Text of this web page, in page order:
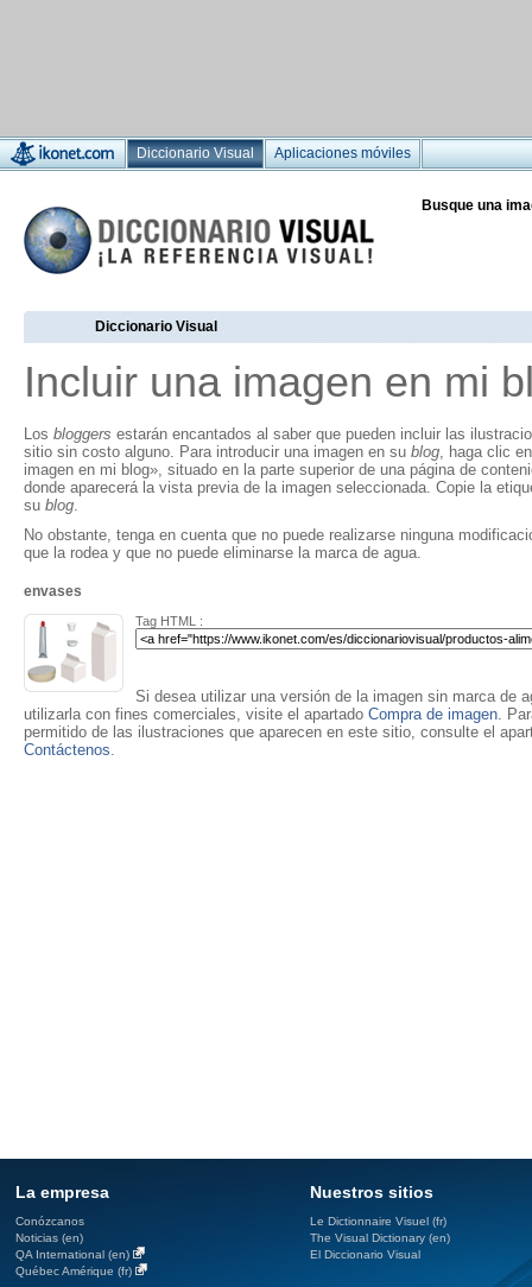
Diccionario Visual Aplicaciones móviles
Busque una
Diccionario Visual
Incluir una imagen en mi
Los bloggers estarán encantados al saber que pueden incluir las
sitio sin costo alguno. Para introducir una imagen en su blog, haga clic
imagen en mi blog», situado en la parte superior de una página de
donde aparecerá la vista previa de la imagen seleccionada. Copie la
su blog.
No obstante, tenga en cuenta que no puede realizarse ninguna
que la rodea y que no puede eliminarse la marca de agua.
envases
Tag HTML :
Si desea utilizar una versión de la imagen sin marca de
utilizarla con fines comerciales, visite el apartado Compra de imagen.
permitido de las ilustraciones que aparecen en este sitio, consulte el
Contáctenos.
La empresa
Conózcanos
Noticias (en)
QA International (en)
Québec Amérique (fr)
Nuestros sitios
Le Dictionnaire Visuel (fr)
The Visual Dictionary (en)
El Diccionario Visual